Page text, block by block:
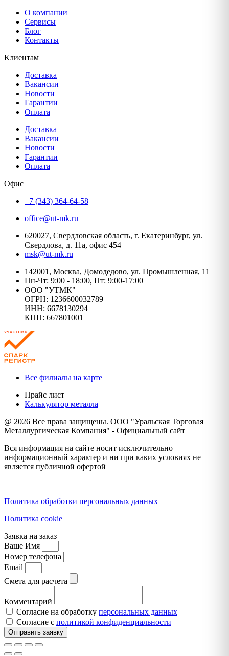
О компании
Сервисы
Блог
Контакты
Клиентам
Доставка
Вакансии
Новости
Гарантии
Оплата
Доставка
Вакансии
Новости
Гарантии
Оплата
Офис
+7 (343) 364-64-58
office@ut-mk.ru
620027, Свердловская область, г. Екатеринбург, ул.
Свердлова, д. 11а, офис 454
msk@ut-mk.ru
142001, Москва, Домодедово, ул. Промышленная, 11
Пн-Чт: 9:00 - 18:00, Пт: 9:00-17:00
ООО "УТМК"
ОГРН: 1236600032789
ИНН: 6678130294
КПП: 667801001
Все филиалы на карте
Прайс лист
Калькулятор металла
@ 2026 Все права защищены. ООО "Уральская Торговая
Металлургическая Компания" - Официальный сайт
Вся информация на сайте носит исключительно
информационный характер и ни при каких условиях не
является публичной офертой
Политика обработки персональных данных
Политика cookie
Заявка на заказ
Ваше Имя
Номер телефона
Email
Смета для расчета
Комментарий
Согласие на обработку персональных данных
Согласие с политикой конфиденциальности
Отправить заявку